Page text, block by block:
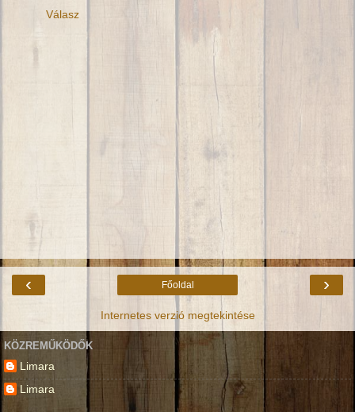
Válasz
‹ ›
Főoldal
Internetes verzió megtekintése
KÖZREMŰKÖDŐK
Limara
Limara